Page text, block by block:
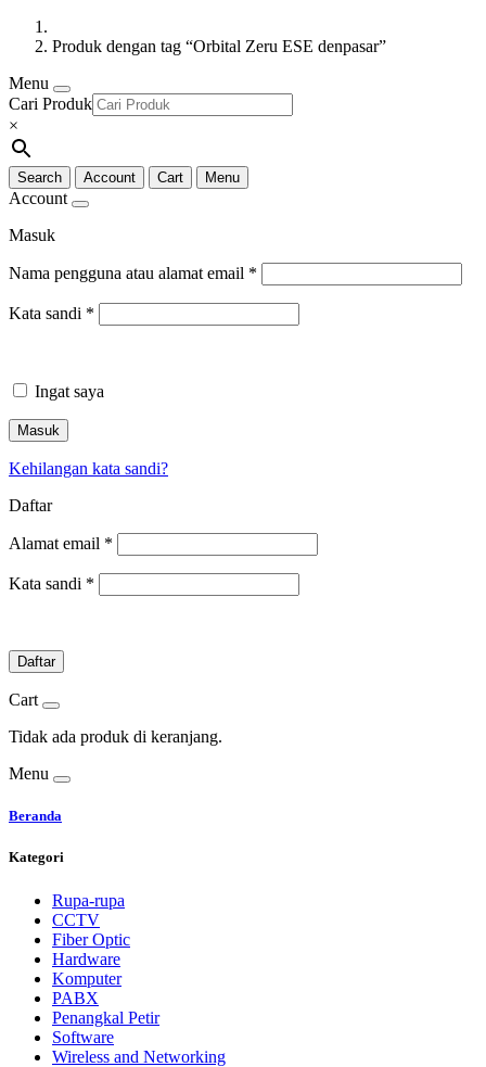
Produk dengan tag “Orbital Zeru ESE denpasar”
Menu
Cari Produk
×
Search Account Cart Menu
Account
Masuk
Nama pengguna atau alamat email *
Kata sandi *
Ingat saya
Masuk
Kehilangan kata sandi?
Daftar
Alamat email *
Kata sandi *
Daftar
Cart
Tidak ada produk di keranjang.
Menu
Beranda
Kategori
Rupa-rupa
CCTV
Fiber Optic
Hardware
Komputer
PABX
Penangkal Petir
Software
Wireless and Networking